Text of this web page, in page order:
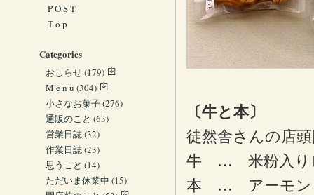
〔牛と本〕
徒然舎さんの店
牛 … 米粉入りビ
本 … アーモンド
P O S T
T o p
Categories
おしらせ(179)
M e n u (304)
小さなお菓子(276)
通販のこと (63)
営業日誌(32)
作業日誌(23)
思うこと (14)
ただいま休業中 (15)